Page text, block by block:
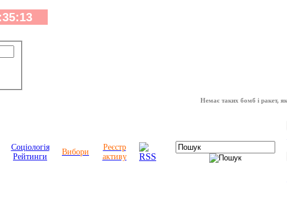
Немає таких бомб і ракет, які
Соціологія
Рейтинги
Вибори
Реєстр
активу